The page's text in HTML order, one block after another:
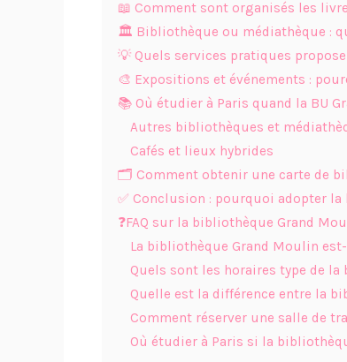
📖 Comment sont organisés les
🏛 Bibliothèque ou médiathèque :
💡 Quels services pratiques
🎨 Expositions et événements :
📚 Où étudier à Paris quand la BU
Autres bibliothèques et
Cafés et lieux hybrides
🗂 Comment obtenir une carte de
✅ Conclusion : pourquoi adopter la
❓FAQ sur la bibliothèque Grand
La bibliothèque Grand Moulin
Quels sont les horaires type de
Quelle est la différence entre la
Comment réserver une salle de
Où étudier à Paris si la